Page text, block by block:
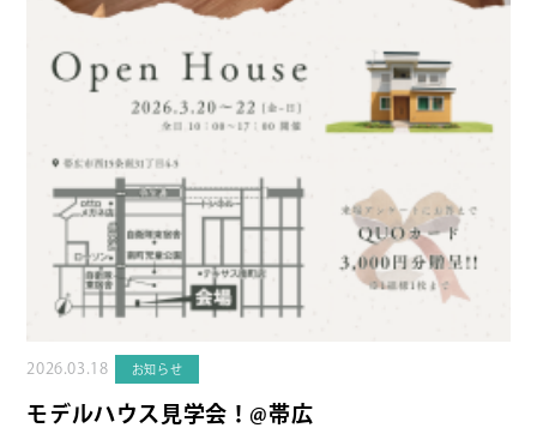
2026.03.18 お知らせ
モデルハウス見学会！@帯広